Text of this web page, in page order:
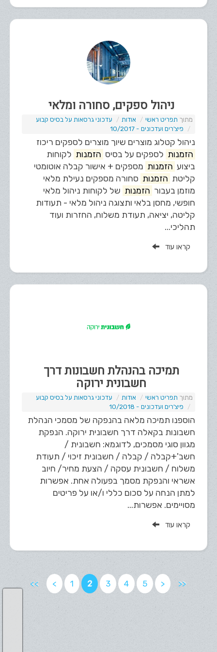
ניהול ספקים, סחורה ומלאי
תפריט ראשי אודות
עדכוני גרסאות על בסיס קבוע
פיצ'רים ועדכונים - 10/2017
ניהול קטלוג מוצרים שיוך מוצרים לספקים ריכוז
הזמנות לספקים על בסיס הזמנות לקוחות
ביצוע הזמנות מספקים + אישור קבלה אוטומטי
קליטת הזמנות סחורה מספקים נעילת מלאי
מוזמן בעבור הזמנות של לקוחות ניהול מלאי
חופשי, מחסן בלאי ותצוגה ניהול מלאי - תעודות
קליטה, יציאה, תעודת משלוח, החזרות ועוד
תהליכי...
קראו עוד
תמיכה בהנהלת חשבונות דרך
חשבונית ירוקה
תפריט ראשי אודות
עדכוני גרסאות על בסיס קבוע
פיצ'רים ועדכונים - 10/2018
הוספנו תמיכה מלאה בהנפקה של מסמכי הנהלת
חשבונות בקאלה דרך חשבונית ירוקה. הנפקת
מגוון סוגי מסמכים, לדוגמא: חשבונית /
חשב'+קבלה / קבלה / חשבונית זיכוי / תעודת
משלוח / חשבונית עסקה / הצעת מחיר/ חיוב
אשראי והנפקת מסמך בפעולה אחת. אפשרות
למתן הנחה על סכום כללי ו/או על פריטים
מסויימים. אפשרות...
קראו עוד
<< < 1 2 3 4 5 > >>